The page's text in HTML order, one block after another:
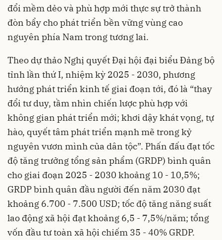
đổi mềm dẻo và phù hợp mới thực sự trở thành
đòn bẩy cho phát triển bền vững vùng cao
nguyên phía Nam trong tương lai.
Theo dự thảo Nghị quyết Đại hội đại biểu Đảng bộ
tỉnh lần thứ I, nhiệm kỳ 2025 - 2030, phương
hướng phát triển kinh tế giai đoạn tới, đó là “thay
đổi tư duy, tầm nhìn chiến lược phù hợp với
không gian phát triển mới; khơi dậy khát vọng, tự
hào, quyết tâm phát triển mạnh mẽ trong kỷ
nguyên vươn mình của dân tộc”. Phấn đấu đạt tốc
độ tăng trưởng tổng sản phẩm (GRDP) bình quân
cho giai đoạn 2025 - 2030 khoảng 10 - 10,5%;
GRDP bình quân đầu người đến năm 2030 đạt
khoảng 6.700 - 7.500 USD; tốc độ tăng năng suất
lao động xã hội đạt khoảng 6,5 - 7,5%/năm; tổng
vốn đầu tư toàn xã hội chiếm 35 - 40% GRDP.